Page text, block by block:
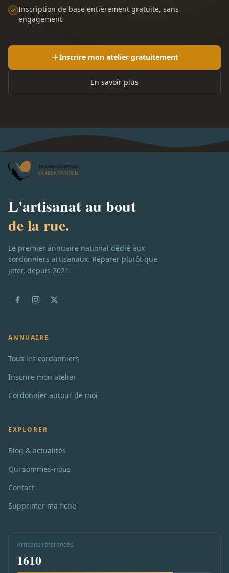
Inscription de base entièrement gratuite, sans
engagement
Inscrire mon atelier gratuitement
En savoir plus
L'artisanat au bout
de la rue.
Le premier annuaire national dédié aux
cordonniers artisanaux. Réparer plutôt que
jeter, depuis 2021.
ANNUAIRE
Tous les cordonniers
Inscrire mon atelier
Cordonnier autour de moi
EXPLORER
Blog & actualités
Qui sommes-nous
Contact
Supprimer ma fiche
Artisans référencés
1610